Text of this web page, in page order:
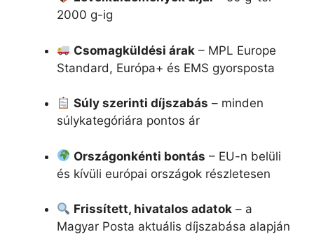
2000 g-ig
Csomagküldési árak – MPL Europe
Standard, Európa+ és EMS gyorsposta
Súly szerinti díjszabás – minden
súlykategóriára pontos ár
Országonkénti bontás – EU-n belüli
és kívüli európai országok részletesen
Frissített, hivatalos adatok – a
Magyar Posta aktuális díjszabása alapján